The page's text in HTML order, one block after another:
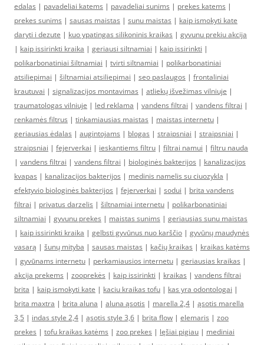
edalas | pavadeliai katems | pavadeliai sunims | prekes katems |
prekes sunims | sausas maistas | sunu maistas | kaip ismokyti kate
daryti i dezute | kuo ypatingas silikoninis kraikas | gyvunu prekiu akcija
| kaip issirinkti kraika | geriausi siltnamiai | kaip issirinkti |
polikarbonatiniai šiltnamiai | tvirti siltnamiai | polikarbonatiniai
atsiliepimai | šiltnamiai atsiliepimai | seo paslaugos | frontaliniai
krautuvai | signalizacijos montavimas | atliekų išvežimas vilniuje |
traumatologas vilniuje | led reklama | vandens filtrai | vandens filtrai |
renkamės filtrus | tinkamiausias maistas | maistas internetu |
geriausias ėdalas | augintojams | blogas | straipsniai | straipsniai |
straipsniai | fejerverkai | ieskantiems filtru | filtrai namui | filtru nauda
| vandens filtrai | vandens filtrai | biologinės bakterijos | kanalizacijos
kvapas | kanalizacijos bakterijos | medinis namelis su ciuozykla |
efektyvio biologinės bakterijos | fejerverkai | sodui | brita vandens
filtrai | privatus darzelis | šiltnamiai internetu | polikarbonatiniai
siltnamiai | gyvunu prekes | maistas sunims | geriausias sunu maistas
| kaip issirinkti kraika | gelbsti gyvūnus nuo karščio | gyvūnų maudynės
vasarą | šunų mityba | sausas maistas | kačių kraikas | kraikas katėms
| gyvūnams internetu | perkamiausios internetu | geriausias kraikas |
akcija prekems | zooprekės | kaip issirinkti | kraikas | vandens filtrai
brita | kaip ismokyti kate | kaciu kraikas tofu | kas yra odontologai |
brita maxtra | brita aluna | aluna ąsotis | marella 2,4 | ąsotis marella
3,5 | indas style 2,4 | ąsotis style 3,6 | brita flow | elemaris | zoo
prekes | tofu kraikas katėms | zoo prekes | lęšiai pigiau | mediniai